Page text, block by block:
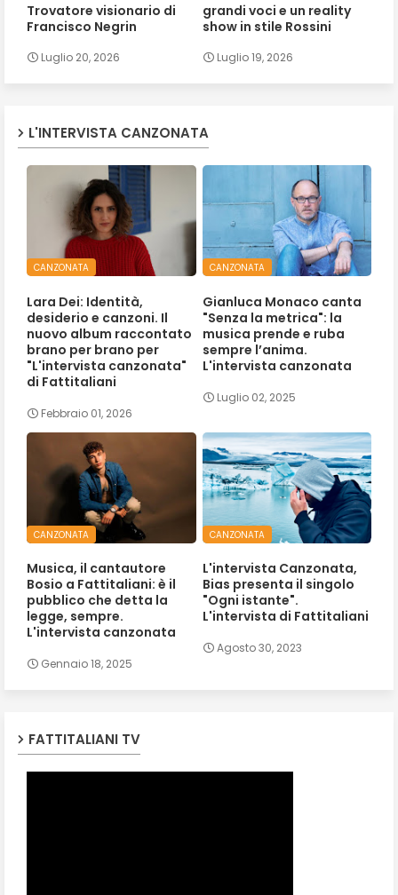
Trovatore visionario di
Francisco Negrin
Luglio 20, 2026
grandi voci e un reality
show in stile Rossini
Luglio 19, 2026
L'INTERVISTA CANZONATA
CANZONATA
Lara Dei: Identità,
desiderio e canzoni. Il
nuovo album raccontato
brano per brano per
"L'intervista canzonata"
di Fattitaliani
Febbraio 01, 2026
CANZONATA
Gianluca Monaco canta
"Senza la metrica": la
musica prende e ruba
sempre l’anima.
L'intervista canzonata
Luglio 02, 2025
CANZONATA
Musica, il cantautore
Bosio a Fattitaliani: è il
pubblico che detta la
legge, sempre.
L'intervista canzonata
Gennaio 18, 2025
CANZONATA
L'intervista Canzonata,
Bias presenta il singolo
"Ogni istante".
L'intervista di Fattitaliani
Agosto 30, 2023
FATTITALIANI TV